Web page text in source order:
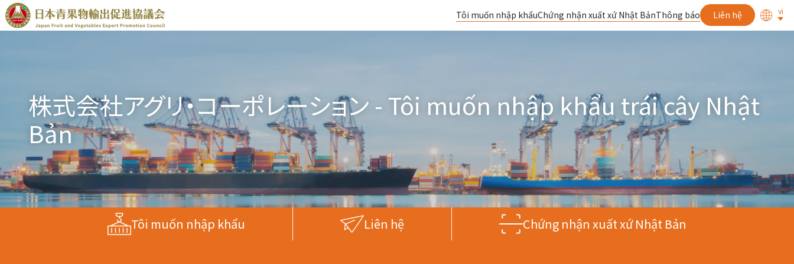
Tôi muốn nhập khẩuChứng nhận xuất xứ Nhật BảnThông báo Liên hệ vi
株式会社アグリ・コーポレーション - Tôi muốn nhập khẩu trái cây Nhật
Bản
Tôi muốn nhập khẩu Liên hệ Chứng nhận xuất xứ Nhật Bản